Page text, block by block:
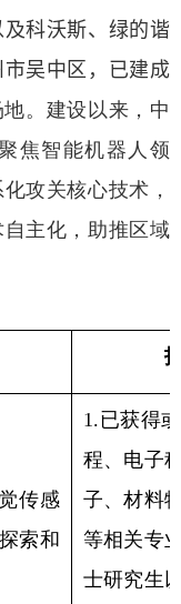
科沃斯、绿的谐
吴中区， 已建成
。建设以来，中
焦智能机器人领
攻关核心技术，
主化，助推区域
传感
索和
1.已获得
程、电子
子、材料
等相关专
士研究生